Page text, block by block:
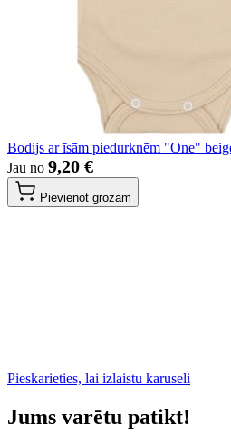
Bodijs ar īsām piedurknēm "One"
Jau no 9,20 €
Pievienot grozam
Pieskarieties, lai izlaistu karuseli
Jums varētu patikt!